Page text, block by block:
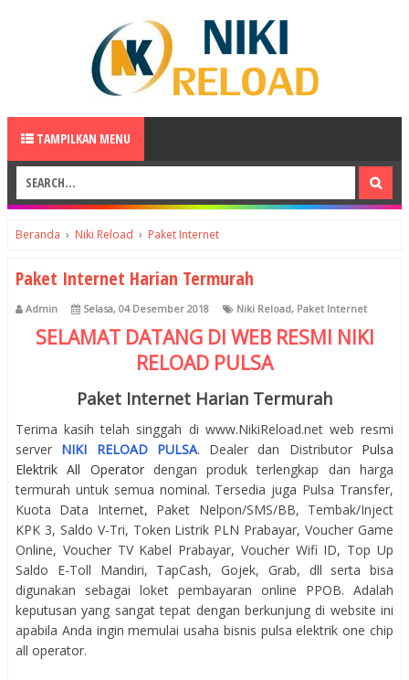
TAMPILKAN MENU
Beranda › Niki Reload › Paket Internet
Paket Internet Harian Termurah
Admin Selasa, 04 Desember 2018 Niki Reload, Paket Internet
SELAMAT DATANG DI WEB RESMI NIKI
RELOAD PULSA
Paket Internet Harian Termurah
Terima kasih telah singgah di www.NikiReload.net web resmi
server NIKI RELOAD PULSA. Dealer dan Distributor Pulsa
Elektrik All Operatordengan produk terlengkap dan harga
termurah untuk semua nominal. Tersedia juga Pulsa Transfer,
Kuota Data Internet, Paket Nelpon/SMS/BB, Tembak/Inject
KPK 3, Saldo V-Tri, Token Listrik PLN Prabayar, Voucher Game
Online, Voucher TV Kabel Prabayar, Voucher Wifi ID, Top Up
Saldo E-Toll Mandiri, TapCash, Gojek, Grab, dll serta bisa
digunakan sebagai loket pembayaran online PPOB. Adalah
keputusan yang sangat tepat dengan berkunjung di website ini
apabila Anda ingin memulai usaha bisnis pulsa elektrik one chip
all operator.